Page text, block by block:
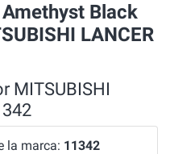
Black
LANCER
MITSUBISHI
la marca: 11342